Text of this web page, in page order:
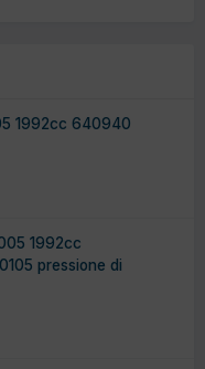
1992cc 640940
1992cc
pressione di